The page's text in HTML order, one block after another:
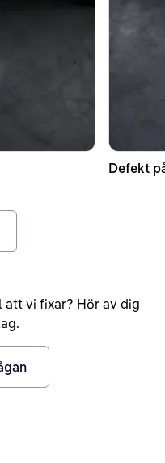
Defekt
vi fixar? Hör av dig